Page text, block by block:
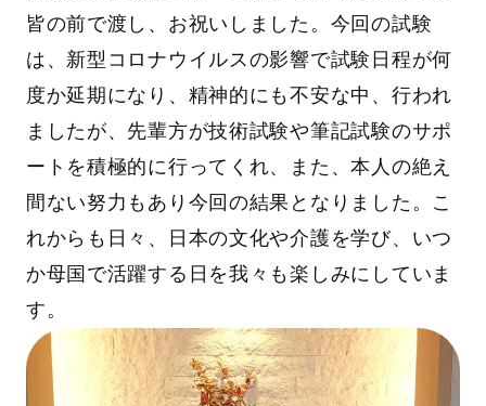
皆の前で渡し、お祝いしました。今回の試験
は、新型コロナウイルスの影響で試験日程が何
度か延期になり、精神的にも不安な中、行われ
ましたが、先輩方が技術試験や筆記試験のサポ
ートを積極的に行ってくれ、また、本人の絶え
間ない努力もあり今回の結果となりました。こ
れからも日々、日本の文化や介護を学び、いつ
か母国で活躍する日を我々も楽しみにしていま
す。